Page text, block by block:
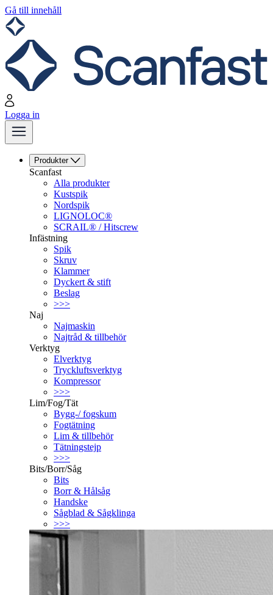
Gå till innehåll
Logga in
Produkter
Scanfast
Alla produkter
Kustspik
Nordspik
LIGNOLOC®
SCRAIL® / Hitscrew
Infästning
Spik
Skruv
Klammer
Dyckert & stift
Beslag
>>>
Naj
Najmaskin
Najtråd & tillbehör
Verktyg
Elverktyg
Tryckluftsverktyg
Kompressor
>>>
Lim/Fog/Tät
Bygg-/ fogskum
Fogtätning
Lim & tillbehör
Tätningstejp
>>>
Bits/Borr/Såg
Bits
Borr & Hålsåg
Handske
Sågblad & Sågklinga
>>>